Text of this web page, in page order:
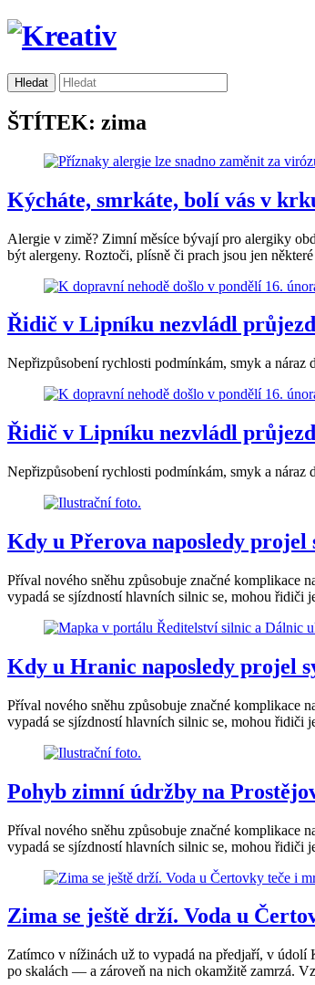
ŠTÍTEK: zima
Kýcháte, smrkáte, bolí vás v
Alergie v zimě? Zimní měsíce bývají pro alergiky
být alergeny. Roztoči, plísně či prach jsou jen
Řidič v Lipníku nezvládl
Nepřizpůsobení rychlosti podmínkám, smyk a
Řidič v Lipníku nezvládl
Nepřizpůsobení rychlosti podmínkám, smyk a
Kdy u Přerova naposledy projel
Příval nového sněhu způsobuje značné komplikace
vypadá se sjízdností hlavních silnic se, mohou řidiči
Kdy u Hranic naposledy projel
Příval nového sněhu způsobuje značné komplikace
vypadá se sjízdností hlavních silnic se, mohou řidiči
Pohyb zimní údržby na
Příval nového sněhu způsobuje značné komplikace
vypadá se sjízdností hlavních silnic se, mohou řidiči
Zima se ještě drží. Voda u
Zatímco v nížinách už to vypadá na předjaří, v údolí
po skalách — a zároveň na nich okamžitě zamrzá.